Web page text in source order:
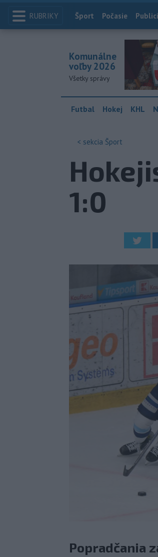
RUBRIKY Index
Šport Počasie
Komunálne
voľby 2026
Všetky správy
Futbal Hokej KHL
< sekcia Šport
1:0
Popradčania